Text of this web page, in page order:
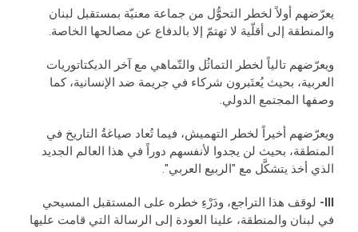
يعرّضهم أولاً لخطر التحوُّل من جماعة معنيّة بمستقبل لبنان
والمنطقة إلى أقلّية لا تهتمّ إلا بالدفاع عن مصالحها الخاصة.
ويعرّضهم تالياً لخطر التماثُل والتّماهي مع آخر الديكتاتوريات
العربية، بحيث يُعتَبرون شركاء في جريمة ضد الإنسانية، كما
وصفها المجتمع الدولي.
ويعرّضهم أخيراً لخطر التهميش، فيما تُعاد صياغةُ التاريخ في
المنطقة، بحيث لن يجدوا لأنفسهم دوراً في هذا العالم الجديد
الذي أخذ يتشكَّل مع "الربيع العربي".
III-
لوقف هذا التراجع، ودَرْءِ خطره على المستقبل المسيحي
في لبنان والمنطقة، علينا العودة إلى الرسالة التي قامت عليها